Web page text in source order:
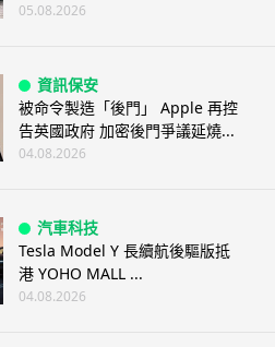
05.08.2026
資訊保安
被命令製造「後門」 Apple 再控
告英國政府 加密後門爭議延燒...
04.08.2026
汽車科技
Tesla Model Y 長續航後驅版抵
港 YOHO MALL ...
04.08.2026